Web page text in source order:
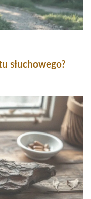
słuchowego?